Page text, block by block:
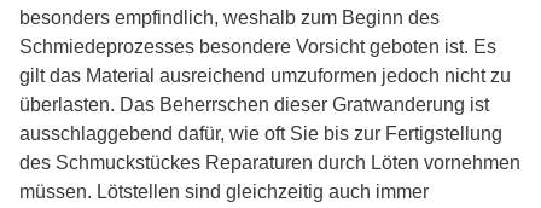
besonders empfindlich, weshalb zum Beginn des
Schmiedeprozesses besondere Vorsicht geboten ist. Es
gilt das Material ausreichend umzuformen jedoch nicht zu
überlasten. Das Beherrschen dieser Gratwanderung ist
ausschlaggebend dafür, wie oft Sie bis zur Fertigstellung
des Schmuckstückes Reparaturen durch Löten vornehmen
müssen. Lötstellen sind gleichzeitig auch immer